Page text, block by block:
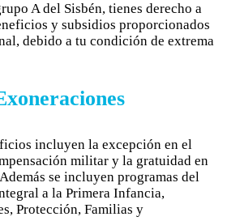
A del Sisbén, tienes derecho a
y subsidios proporcionados
debido a tu condición de extrema
incluyen la excepción en el
militar y la gratuidad en
se incluyen programas del
a la Primera Infancia,
Protección, Familias y